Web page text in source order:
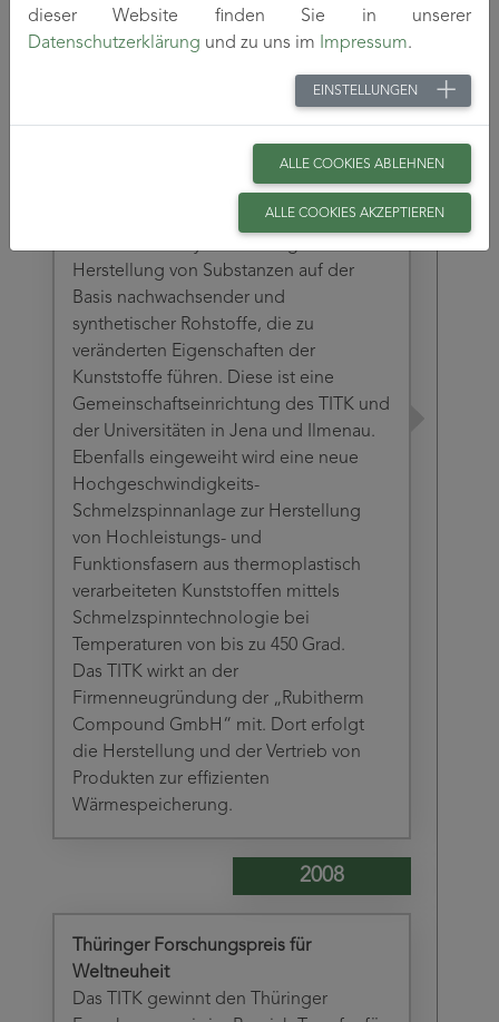
Neue Synthese- und neue
Schmelzspinnanlage
Das TITK erhält die Auszeichnung
„Ausgewählter Ort im Land der Ideen“
Bundespräsident Roman Herzog
Im gleichen Jahr startet eine neue
Herstellung von Substanzen auf der
Basis nachwachsender und
synthetischer Rohstoffe, die zu
veränderten Eigenschaften der
Kunststoffe führen. Diese ist eine
Gemeinschaftseinrichtung des TITK und
der Universitäten in Jena und Ilmenau.
Ebenfalls eingeweiht wird eine neue
Hochgeschwindigkeits-
Schmelzspinnanlage zur Herstellung
von Hochleistungs- und
Funktionsfasern aus thermoplastisch
verarbeiteten Kunststoffen mittels
Schmelzspinntechnologie bei
Temperaturen von bis zu 450 Grad.
Das TITK wirkt an der
Firmenneugründung der „Rubitherm
Compound GmbH“ mit. Dort erfolgt
die Herstellung und der Vertrieb von
Produkten zur effizienten
Wärmespeicherung.
2008
Thüringer Forschungspreis für
Weltneuheit
Das TITK gewinnt den Thüringer
dieser Website finden Sie in unserer
Datenschutzerklärung und zu uns im Impressum.
EINSTELLUNGEN
ALLE COOKIES ABLEHNEN
ALLE COOKIES AKZEPTIEREN